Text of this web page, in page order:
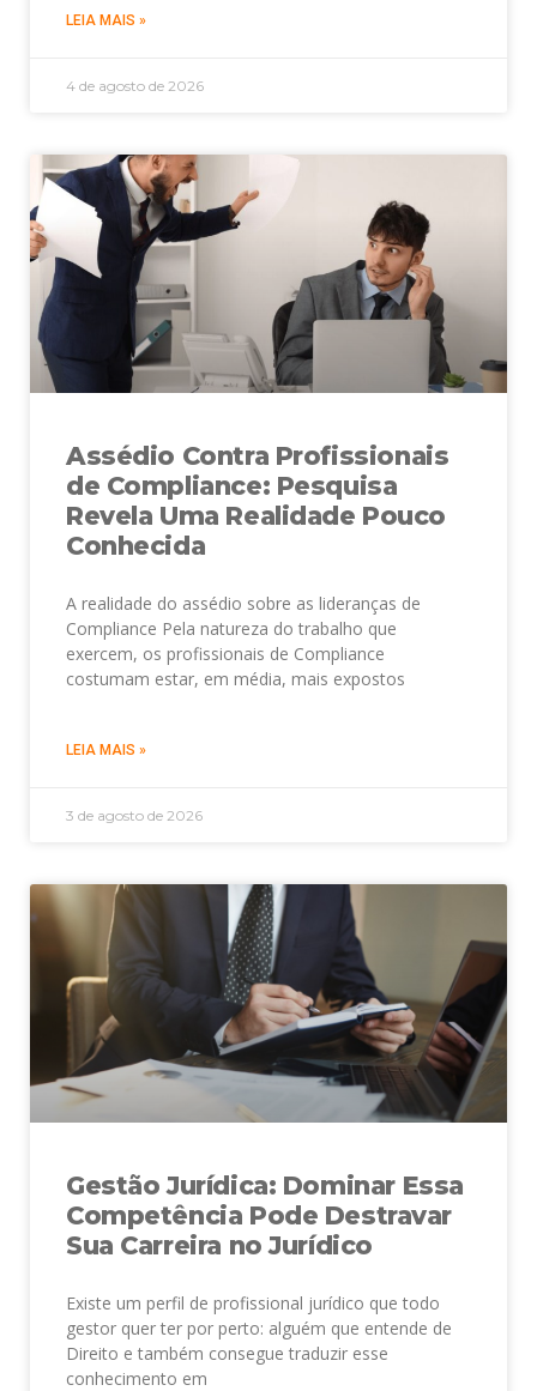
LEIA MAIS »
4 de agosto de 2026
Assédio Contra Profissionais
de Compliance: Pesquisa
Revela Uma Realidade Pouco
Conhecida
A realidade do assédio sobre as lideranças de
Compliance Pela natureza do trabalho que
exercem, os profissionais de Compliance
costumam estar, em média, mais expostos
LEIA MAIS »
3 de agosto de 2026
Gestão Jurídica: Dominar Essa
Competência Pode Destravar
Sua Carreira no Jurídico
Existe um perfil de profissional jurídico que todo
gestor quer ter por perto: alguém que entende de
Direito e também consegue traduzir esse
conhecimento em